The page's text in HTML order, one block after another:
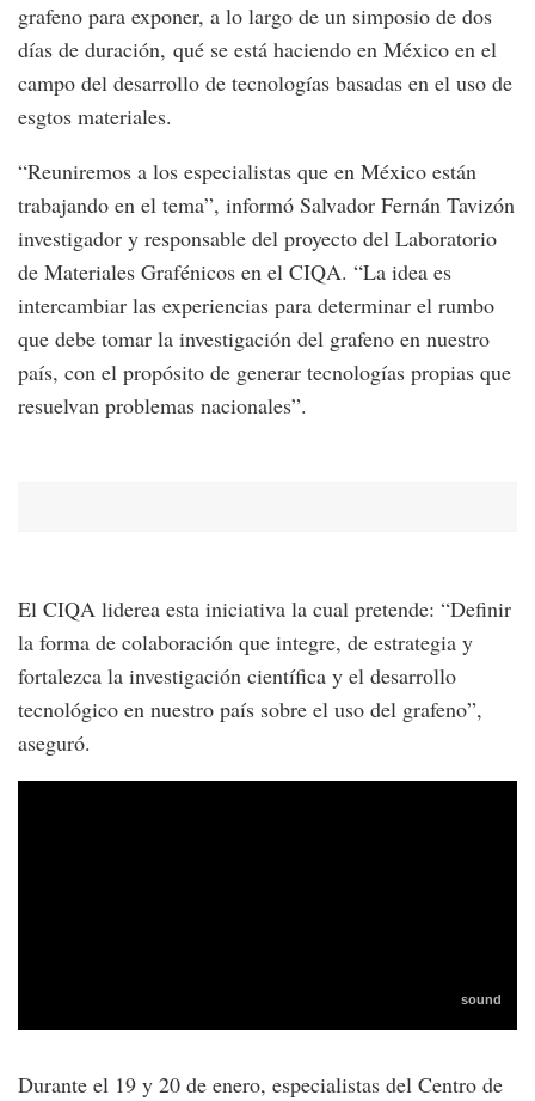
grafeno para exponer, a lo largo de un simposio de dos
días de duración, qué se está haciendo en México en el
campo del desarrollo de tecnologías basadas en el uso de
esgtos materiales.
“Reuniremos a los especialistas que en México están
trabajando en el tema”, informó Salvador Fernán Tavizón
investigador y responsable del proyecto del Laboratorio
de Materiales Grafénicos en el CIQA. “La idea es
intercambiar las experiencias para determinar el rumbo
que debe tomar la investigación del grafeno en nuestro
país, con el propósito de generar tecnologías propias que
resuelvan problemas nacionales”.
El CIQA liderea esta iniciativa la cual pretende: “Definir
la forma de colaboración que integre, de estrategia y
fortalezca la investigación científica y el desarrollo
tecnológico en nuestro país sobre el uso del grafeno”,
aseguró.
Durante el 19 y 20 de enero, especialistas del Centro de